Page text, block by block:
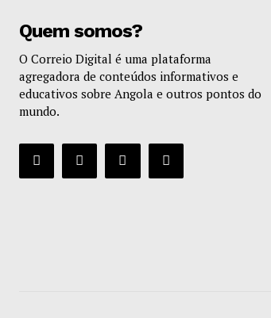
Quem somos?
O Correio Digital é uma plataforma
agregadora de conteúdos informativos e
educativos sobre Angola e outros pontos do
mundo.